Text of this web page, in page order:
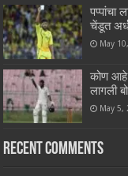
चेंडूत
May
कोण आहे
लागली
May 5,
Recent Comments